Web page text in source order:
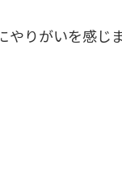
りがいを感じま